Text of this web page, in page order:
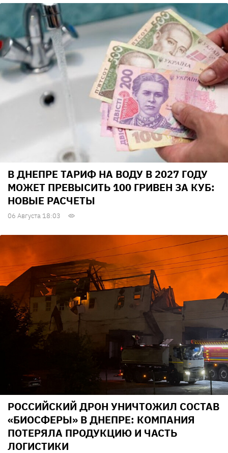
В ДНЕПРЕ ТАРИФ НА ВОДУ В 2027 ГОДУ
МОЖЕТ ПРЕВЫСИТЬ 100 ГРИВЕН ЗА КУБ:
НОВЫЕ РАСЧЕТЫ
06 Августа 18:03
РОССИЙСКИЙ ДРОН УНИЧТОЖИЛ СОСТАВ
«БИОСФЕРЫ» В ДНЕПРЕ: КОМПАНИЯ
ПОТЕРЯЛА ПРОДУКЦИЮ И ЧАСТЬ
ЛОГИСТИКИ